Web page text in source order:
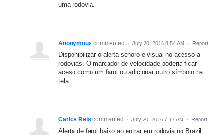
uma rodovia.
Anonymous commented · July 20, 2016 8:54 AM · Report
Disponibilizar o alerta sonoro e visual no acesso a
rodovias. O marcador de velocidade poderia ficar
aceso como um farol ou adicionar outro símbolo na
tela.
Carlos Reis commented · July 20, 2016 7:17 AM · Report
Alerta de farol baixo ao entrar em rodovia no Brazil.